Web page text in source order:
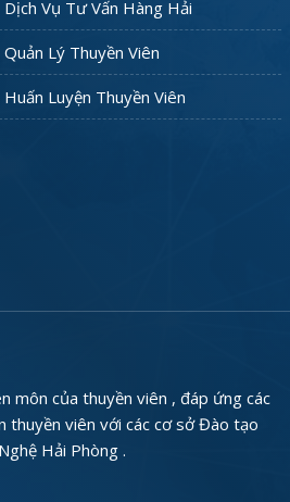
Dịch Vụ Tư Vấn Hàng Hải
Quản Lý Thuyền Viên
Huấn Luyện Thuyền Viên
môn của thuyền viên , đáp ứng các
thuyền viên với các cơ sở Đào tạo
Hải Phòng .